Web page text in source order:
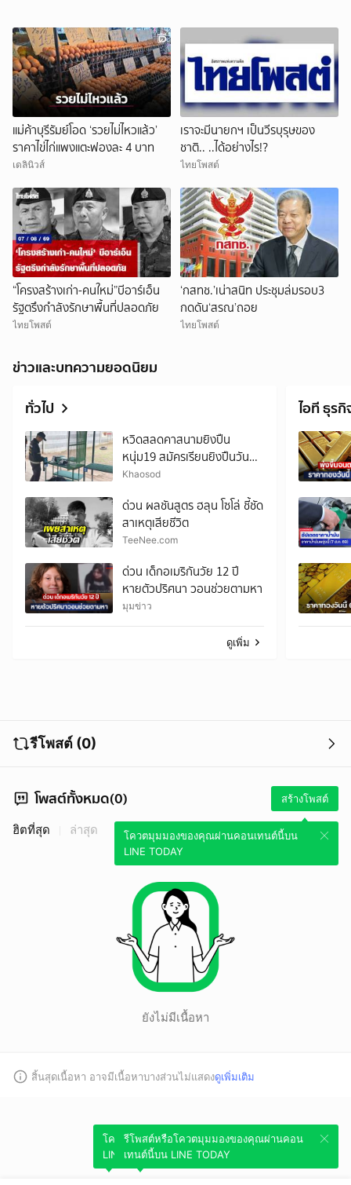
แม่ค้าบุรีรัมย์โอด ‘รวยไม่ไหวแล้ว’
ราคาไข่ไก่แพงแตะฟองละ 4 บาท
เดลินิวส์
เราจะมีนายกฯ เป็นวีรบุรุษของ
ชาติ.. ..ได้อย่างไร!?
ไทยโพสต์
“โครงสร้างเก่า-คนใหม่”บีอาร์เอ็น
รัฐตรึงกำลังรักษาพื้นที่ปลอดภัย
ไทยโพสต์
‘กสทช.’เน่าสนิท ประชุมล่มรอบ3
กดดัน‘สรณ’ถอย
ไทยโพสต์
ข่าวและบทความยอดนิยม
ทั่วไป
หวิดสลดคาสนามยิงปืน
หนุ่ม19 สมัครเรียนยิงปืนวัน
แรก กระสุนเจาะท้ายทอย เร่งยื้อ
Khaosod
ด่วน ผลชันสูตร ฮลุน โซโล่ ชี้ชัด
สาเหตุเสียชีวิต
TeeNee.com
ด่วน เด็กอเมริกันวัย 12 ปี
หายตัวปริศนา วอนช่วยตามหา
มุมข่าว
ดูเพิ่ม
ไอที ธุรกิ
รีโพสต์ (0)
โพสต์ทั้งหมด(0) สร้างโพสต์
โควตมุมมองของคุณผ่านคอนเทนต์นี้บน
LINE TODAY
ฮิตที่สุด ล่าสุด
ยังไม่มีเนื้อหา
สิ้นสุดเนื้อหา อาจมีเนื้อหาบางส่วนไม่แสดงดูเพิ่มเติม
โควตมุมมองของคุณผ่านคอนเทนต์นี้บน
LINE TODAY
รีโพสต์หรือโควตมุมมองของคุณผ่านคอน
เทนต์นี้บน LINE TODAY